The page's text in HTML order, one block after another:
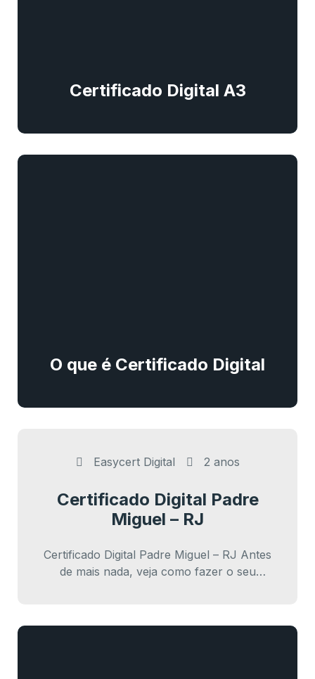
Certificado Digital A3
O que é Certificado Digital
Easycert Digital 2 anos
Certificado Digital Padre
Miguel – RJ
Certificado Digital Padre Miguel – RJ Antes
de mais nada, veja como fazer o seu